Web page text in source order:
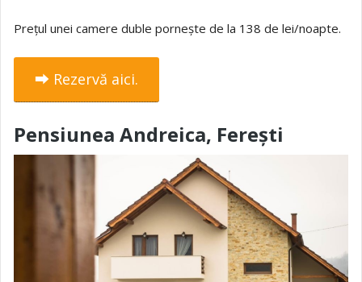
Prețul unei camere duble pornește de la 138 de lei/noapte.
⮕ Rezervă aici.
Pensiunea Andreica, Ferești